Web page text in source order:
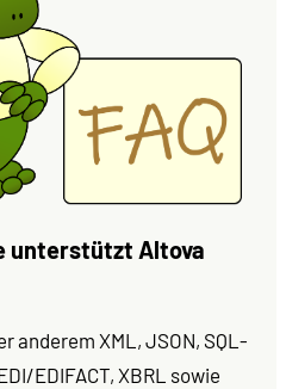
unterstützt Altova
anderem XML, JSON, SQL-
EDIFACT, XBRL sowie